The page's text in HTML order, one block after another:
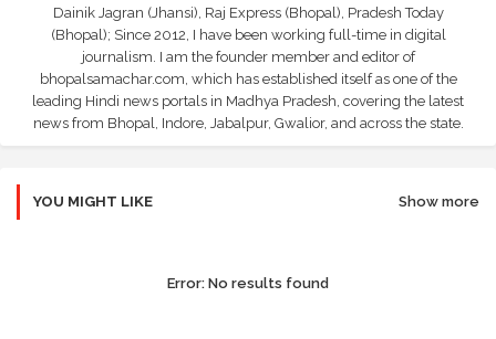
Dainik Jagran (Jhansi), Raj Express (Bhopal), Pradesh Today
(Bhopal); Since 2012, I have been working full-time in digital
journalism. I am the founder member and editor of
bhopalsamachar.com, which has established itself as one of the
leading Hindi news portals in Madhya Pradesh, covering the latest
news from Bhopal, Indore, Jabalpur, Gwalior, and across the state.
YOU MIGHT LIKE Show more
Error: No results found